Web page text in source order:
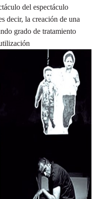
del espectáculo
decir, la creación de una
grado de tratamiento